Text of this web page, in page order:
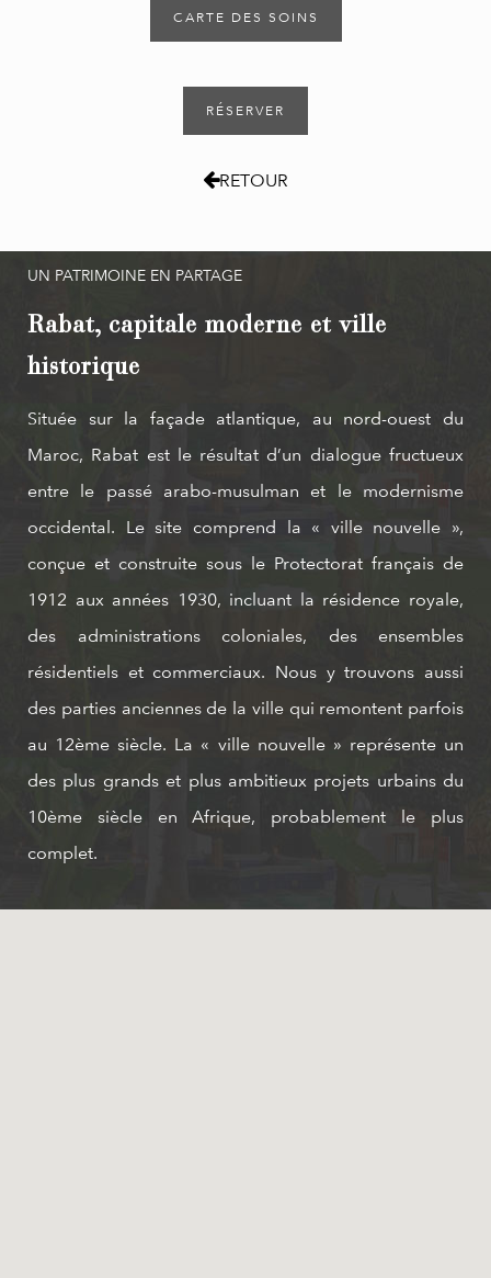
CARTE DES SOINS
RÉSERVER
RETOUR
UN PATRIMOINE EN PARTAGE
Rabat, capitale moderne et ville
historique
Située sur la façade atlantique, au nord-ouest du
Maroc, Rabat est le résultat d’un dialogue fructueux
entre le passé arabo-musulman et le modernisme
occidental. Le site comprend la « ville nouvelle »,
conçue et construite sous le Protectorat français de
1912 aux années 1930, incluant la résidence royale,
des administrations coloniales, des ensembles
résidentiels et commerciaux. Nous y trouvons aussi
des parties anciennes de la ville qui remontent parfois
au 12ème siècle. La « ville nouvelle » représente un
des plus grands et plus ambitieux projets urbains du
10ème siècle en Afrique, probablement le plus
complet.